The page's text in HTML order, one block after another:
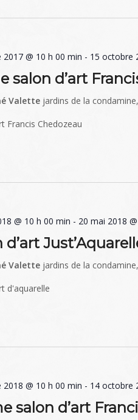
@ 10 h 00 min - 15 octobre
salon d’art
Valette jardins de la
Francis Chedozeau
@ 10 h 00 min - 20 mai 2018
d’art
Valette jardins de la
d'aquarelle
@ 10 h 00 min - 14 octobre
salon d’art